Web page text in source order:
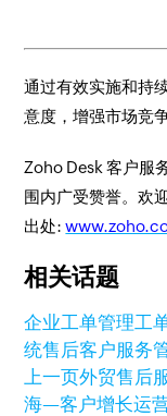
通过有效实施和持
意度，增强市场竞
Zoho Desk 客户服
围内广受赞誉。欢
出处:
相关话题
企业工单管理工
统售后客户服务
上一页外贸售后
海—客户增长运